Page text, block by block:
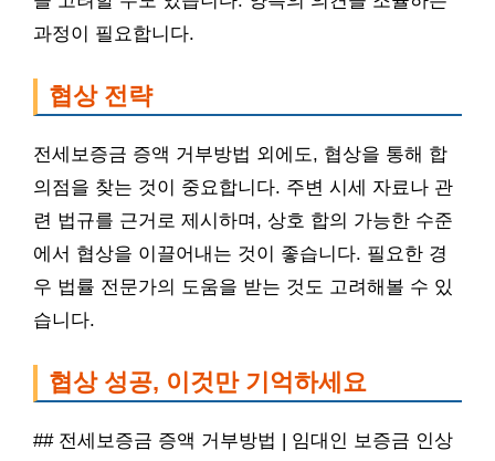
과정이 필요합니다.
협상 전략
전세보증금 증액 거부방법 외에도, 협상을 통해 합
의점을 찾는 것이 중요합니다. 주변 시세 자료나 관
련 법규를 근거로 제시하며, 상호 합의 가능한 수준
에서 협상을 이끌어내는 것이 좋습니다. 필요한 경
우 법률 전문가의 도움을 받는 것도 고려해볼 수 있
습니다.
협상 성공, 이것만 기억하세요
## 전세보증금 증액 거부방법 | 임대인 보증금 인상